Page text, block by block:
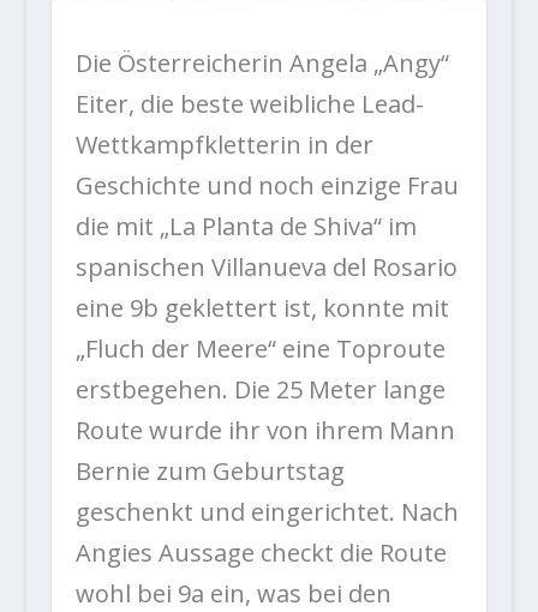
Die Österreicherin Angela „Angy“
Eiter, die beste weibliche Lead-
Wettkampfkletterin in der
Geschichte und noch einzige Frau
die mit „La Planta de Shiva“ im
spanischen Villanueva del Rosario
eine 9b geklettert ist, konnte mit
„Fluch der Meere“ eine Toproute
erstbegehen. Die 25 Meter lange
Route wurde ihr von ihrem Mann
Bernie zum Geburtstag
geschenkt und eingerichtet. Nach
Angies Aussage checkt die Route
wohl bei 9a ein, was bei den